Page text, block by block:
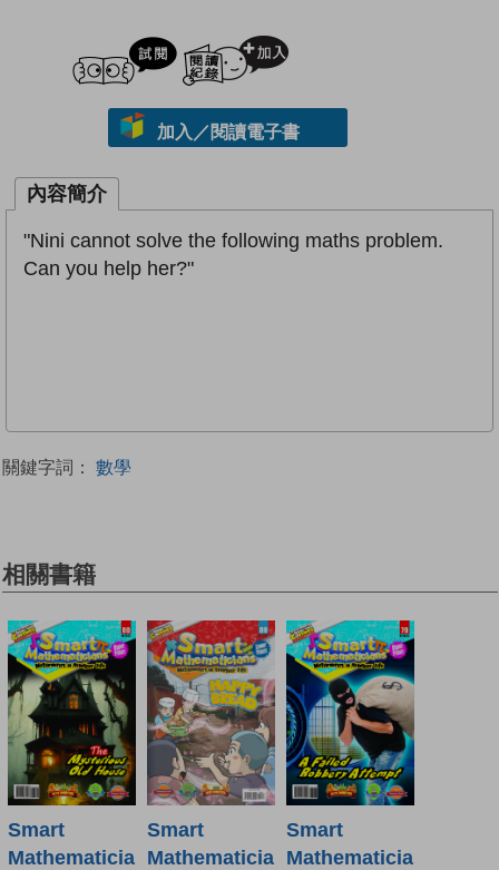
試閲
加入／閱讀電子書
內容簡介
"Nini cannot solve the following maths problem.
Can you help her?"
關鍵字詞： 數學
相關書籍
Smart
Mathematicia
Smart
Mathematicia
Smart
Mathematicia